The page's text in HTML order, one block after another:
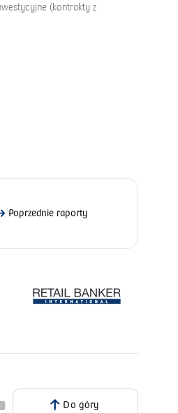
(kontrakty z
Poprzednie raporty
Do góry